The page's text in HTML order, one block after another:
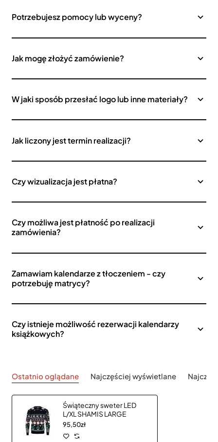
Potrzebujesz pomocy lub wyceny?
Jak mogę złożyć zamówienie?
W jaki sposób przesłać logo lub inne materiały?
Jak liczony jest termin realizacji?
Czy wizualizacja jest płatna?
Czy możliwa jest płatność po realizacji
zamówienia?
Zamawiam kalendarze z tłoczeniem - czy
potrzebuję matrycy?
Czy istnieje możliwość rezerwacji kalendarzy
książkowych?
Ostatnio oglądane Najczęściej wyświetlane
Świąteczny sweter LED
L/XL SHAMIS LARGE
95,50zł